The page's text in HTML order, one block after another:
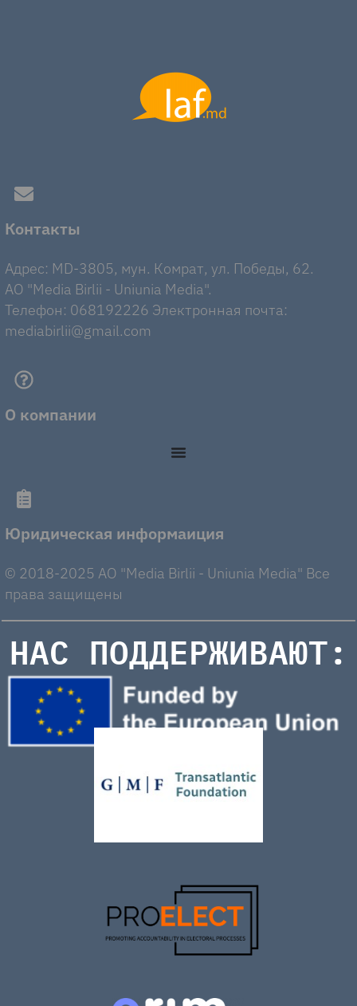
Контакты
Адрес: MD-3805, мун. Комрат, ул. Победы, 62.
AO "Media Birlii - Uniunia Media".
Телефон: 068192226 Электронная почта:
mediabirlii@gmail.com
О компании
Юридическая информаиция
© 2018-2025 AO "Media Birlii - Uniunia Media" Все
права защищены
НАС ПОДДЕРЖИВАЮТ: